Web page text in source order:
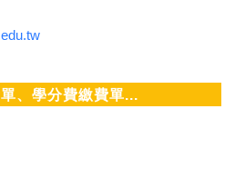
、學分費繳費單...